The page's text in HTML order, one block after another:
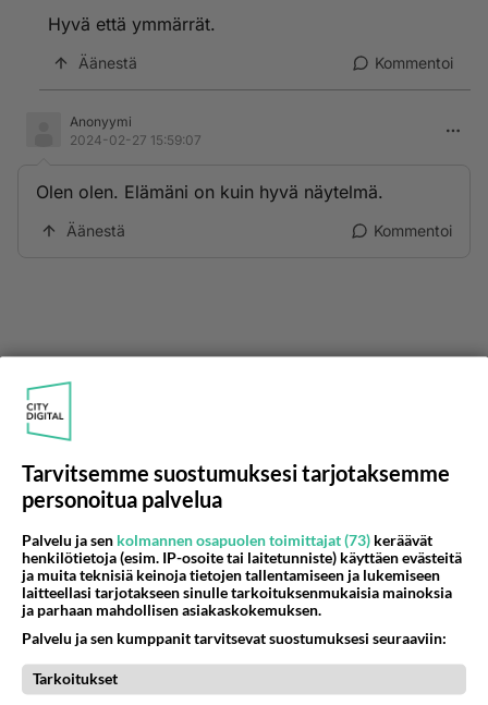
Hyvä että ymmärrät.
Äänestä Kommentoi
Anonyymi
2024-02-27 15:59:07
Olen olen. Elämäni on kuin hyvä näytelmä.
Äänestä Kommentoi
2024-02-27 16:11:14
Tarvitsemme suostumuksesi tarjotaksemme
personoitua palvelua
Palvelu ja sen kolmannen osapuolen toimittajat (73) keräävät
henkilötietoja (esim. IP-osoite tai laitetunniste) käyttäen evästeitä
ja muita teknisiä keinoja tietojen tallentamiseen ja lukemiseen
laitteellasi tarjotakseen sinulle tarkoituksenmukaisia mainoksia
ja parhaan mahdollisen asiakaskokemuksen.
Palvelu ja sen kumppanit tarvitsevat suostumuksesi seuraaviin:
Tarkoitukset